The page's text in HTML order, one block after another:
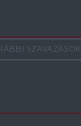
SZAVAZÁSOK